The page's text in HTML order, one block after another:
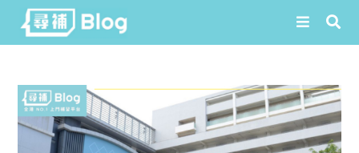
content